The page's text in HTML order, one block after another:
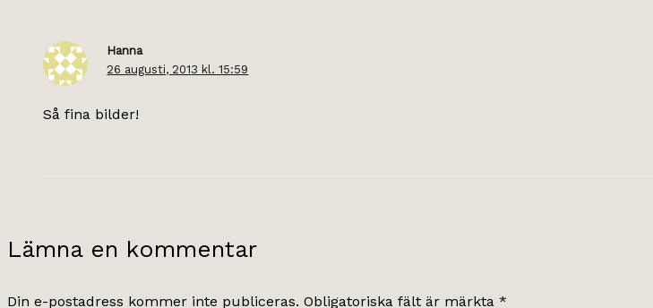
Hanna
26 augusti, 2013 kl. 15:59
Så fina bilder!
Lämna en kommentar
Din e-postadress kommer inte publiceras. Obligatoriska fält är märkta *